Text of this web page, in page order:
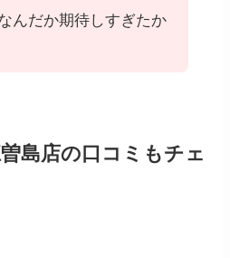
んだか期待しすぎたか
島店の口コミもチェ